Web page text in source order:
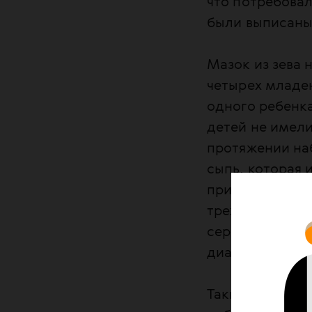
что
были
Мазок из зева
четырех
одного
детей не
протяжении
сыпь, которая
признаки
трехдневной
серьезных
диарея. В
Таким